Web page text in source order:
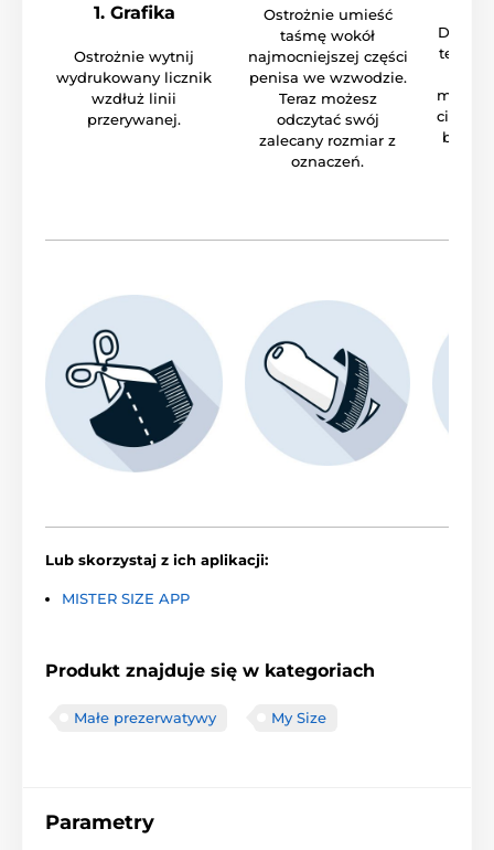
1. Grafika
Ostrożnie wytnij
wydrukowany licznik
wzdłuż linii
przerywanej.
Ostrożnie umieść
taśmę wokół
najmocniejszej części
penisa we wzwodzie.
Teraz możesz
odczytać swój
zalecany rozmiar z
oznaczeń.
teraz
cieszyć
Lub skorzystaj z ich aplikacji:
MISTER SIZE APP
Produkt znajduje się w kategoriach
Małe prezerwatywy My Size
Parametry